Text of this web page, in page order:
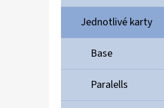
R
E
Jednotlivé karty
Base
Paralells